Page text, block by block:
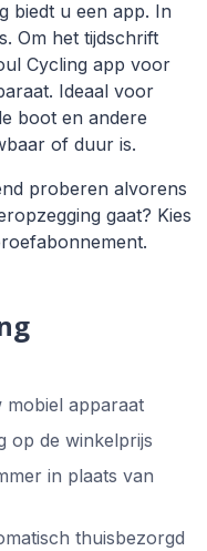
biedt u een app. In
Om het tijdschrift
Cycling app voor
Ideaal voor
boot en andere
of duur is.
proberen alvorens
gaat? Kies
mobiel apparaat
op de winkelprijs
in plaats van
thuisbezorgd